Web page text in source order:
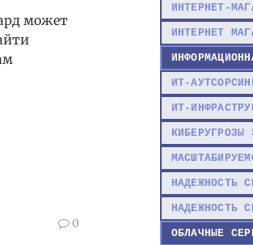
может
0
ИНТЕРНЕТ-
ИНТЕРНЕТ
ИТ-
ИТ-
КИБЕРУГРОЗЫ
НАДЕЖНОСТЬ
НАДЕЖНОСТЬ
ОБЛАЧНЫЕ